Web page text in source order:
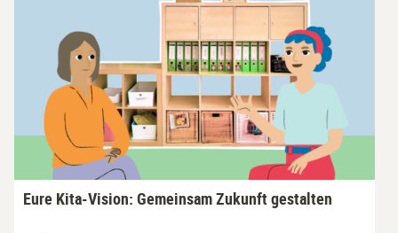
Eure Kita-Vision: Gemeinsam Zukunft gestalten